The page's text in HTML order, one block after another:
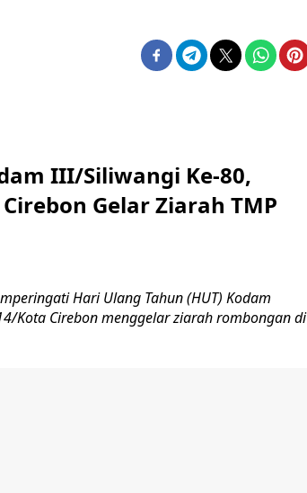
III/Siliwangi Ke-80,
Gelar Ziarah TMP
Hari Ulang Tahun (HUT) Kodam
Kota Cirebon menggelar ziarah rombongan di